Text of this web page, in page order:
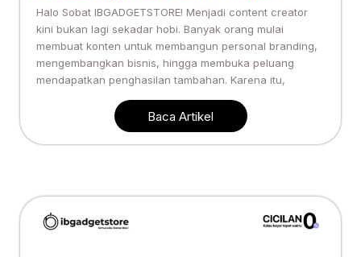
Halo Sobat IBGADGETSTORE! Menjadi content creator
kini bukan lagi sekadar hobi. Banyak orang mulai
membuat konten untuk membangun personal branding,
mengembangkan bisnis, hingga membuka peluang
mendapatkan penghasilan tambahan. Karena itu,
Baca Artikel